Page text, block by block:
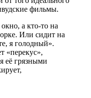
фильмы.
а кто-то на
Или сидит на
я голодный».
«перекус»,
её грязными